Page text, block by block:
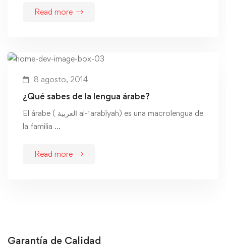
Read more
8 agosto, 2014
¿Qué sabes de la lengua árabe?
El árabe ( العربية al-ʻarabīyah) es una macrolengua de
la familia …
Read more
Garantía de Calidad